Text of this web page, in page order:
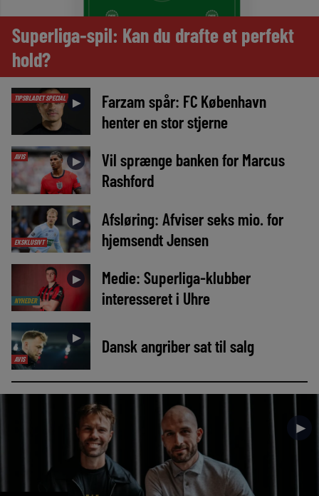
Superliga-spil: Kan du drafte et perfekt
hold?
TIPSBLADET SPECIAL ►
Farzam spår: FC København
henter en stor stjerne
AVIS ►
Vil sprænge banken for Marcus
Rashford
EKSKLUSIVT
►
Afsløring: Afviser seks mio. for
hjemsendt Jensen
NYHEDER
►
Medie: Superliga-klubber
interesseret i Uhre
AVIS
► Dansk angriber sat til salg
►